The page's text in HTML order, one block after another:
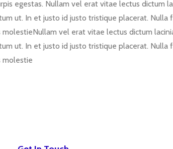
egestas. Nullam vel erat vitae lectus dictum
ut. In et justo id justo tristique placerat. Nulla
vel erat vitae lectus dictum
ut. In et justo id justo tristique placerat. Nulla
molestie